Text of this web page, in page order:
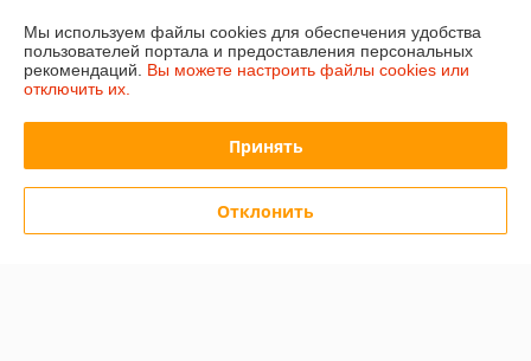
Отзывы о магазине
01.08.2026
Мы используем файлы cookies для обеспечения удобства
пользователей портала и предоставления персональных
рекомендаций. Вы можете настроить файлы cookies или
отключить их.
Принять
Отклонить